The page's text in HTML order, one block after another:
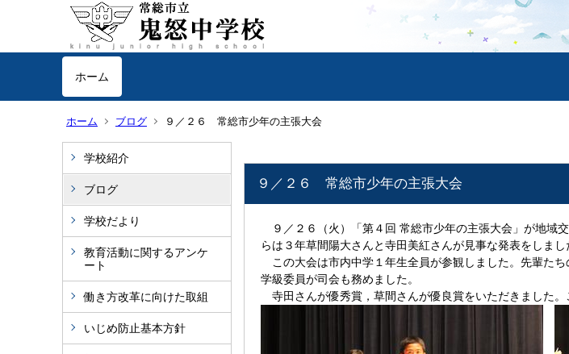
ホーム
ホーム ブログ ９／２６ 常総市少年の主張大会
学校紹介
ブログ
学校だより
教育活動に関するアンケ
ート
働き方改革に向けた取組
いじめ防止基本方針
９／２６ 常総市少年の主張大会
９／２６（火）「第４回 常総市少年の主張大会」が地域
らは３年草間陽大さんと寺田美紅さんが見事な発表をしまし
この大会は市内中学１年生全員が参観しました。先輩た
学級委員が司会も務めました。
寺田さんが優秀賞，草間さんが優良賞をいただきました。